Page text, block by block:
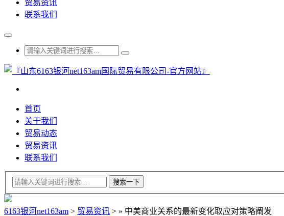
贸易资讯
联系我们
首页
关于我们
贸易动态
贸易资讯
联系我们
6163银河net163am > 贸易资讯 > » 中美商业关系的最新变化取应对策略阐发